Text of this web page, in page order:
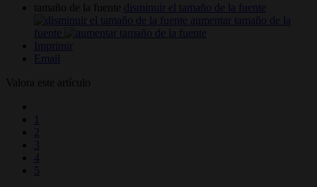
tamaño de la fuente disminuir el tamaño de la fuente
aumentar tamaño de la
fuente
Imprimir
Email
Valora este artículo
1
2
3
4
5